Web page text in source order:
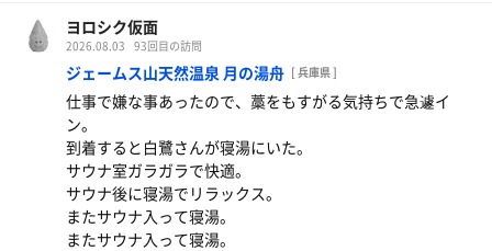
日替わり
常連しか出してくれない「漬物」が最高に美味い
結局、4セット入ってととのいまくり。
寝湯もサイコーだった。
また仰ぎにきまーーす
ヨロシク仮面
2026.08.03 93回目の訪問
ジェームス山天然温泉 月の湯舟 [ 兵庫県 ]
仕事で嫌な事あったので、藁をもすがる気持ちで急遽イ
ン。
到着すると白鷺さんが寝湯にいた。
サウナ室ガラガラで快適。
サウナ後に寝湯でリラックス。
またサウナ入って寝湯。
またサウナ入って寝湯。